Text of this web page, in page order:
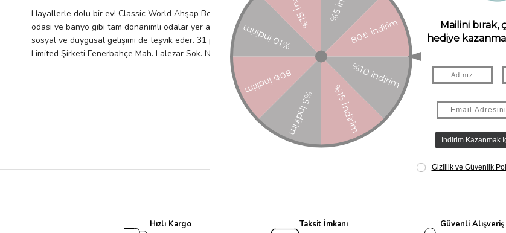
Hayallerle dolu bir ev! Classic World Ahşap Bebek Evi, yıldız desenli çatı katı ve detaylı dekorasyonlarıyla çocuklara
odası ve banyo gibi tam donanımlı odalar yer alıyor. İçindeki figürler ve minik kedi sayesinde çocuklar kendi hikâyelerini
sosyal ve duygusal gelişimi de teşvik eder. 31 parçadan oluşur. Ürün ölçüleri: 47 x 27.2 x 55.1 cm 3 yaş ve üzeri çocuklar
Limited Şirketi Fenerbahçe Mah. Lalezar Sok. No:3/A Kadıköy İ[email protected] Menşei: ÇİN Uygunluk Sembolü: Ürün
Hızlı Kargo
Taksit İmkanı
Güvenli Alışveriş